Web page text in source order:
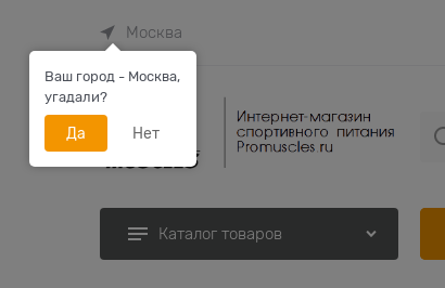
Москва
Каталог товаров
Ваш город - Москва,
угадали?
Да Нет